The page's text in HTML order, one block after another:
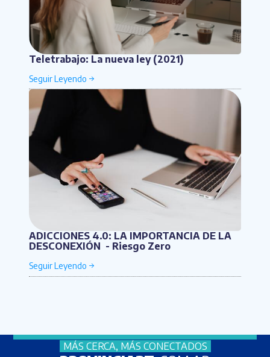
Teletrabajo: La nueva ley (2021)
ADICCIONES 4.0: LA IMPORTANCIA DE LA
DESCONEXIÓN - Riesgo Zero
MÁS CERCA, MÁS CONECTADOS